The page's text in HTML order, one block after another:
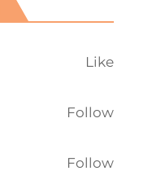
Like
Follow
Follow